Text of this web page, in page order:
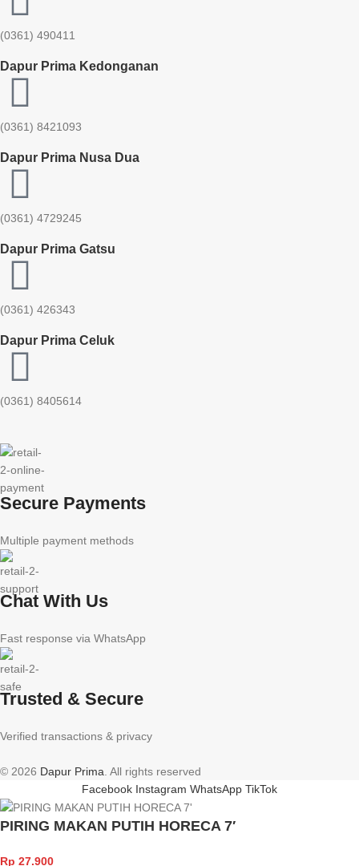
(0361) 490411​
Dapur Prima Kedonganan
(0361) 8421093
Dapur Prima Nusa Dua
(0361) 4729245
Dapur Prima Gatsu
(0361) 426343
Dapur Prima Celuk
(0361) 8405614
Secure Payments
Multiple payment methods
Chat With Us
Fast response via WhatsApp
Trusted & Secure
Verified transactions & privacy
© 2026 Dapur Prima . All rights reserved
Facebook Instagram WhatsApp TikTok
PIRING MAKAN PUTIH HORECA 7′
Rp 27.900